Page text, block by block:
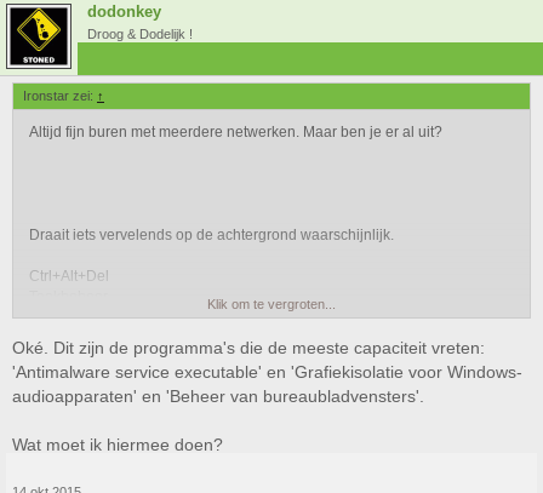
dodonkey
Droog & Dodelijk !
Ironstar zei: ↑
Altijd fijn buren met meerdere netwerken. Maar ben je er al uit?
Draait iets vervelends op de achtergrond waarschijnlijk.
Ctrl+Alt+Del
even bij processen kijken wat er zoveel capaciteit vreet.
Klik om te vergroten...
Oké. Dit zijn de programma's die de meeste capaciteit vreten:
'Antimalware service executable' en 'Grafiekisolatie voor Windows-
audioapparaten' en 'Beheer van bureaubladvensters'.
Wat moet ik hiermee doen?